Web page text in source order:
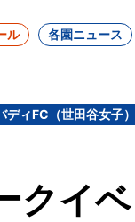
ル 各園ニュース
ディFC（世田谷女子）
クイ